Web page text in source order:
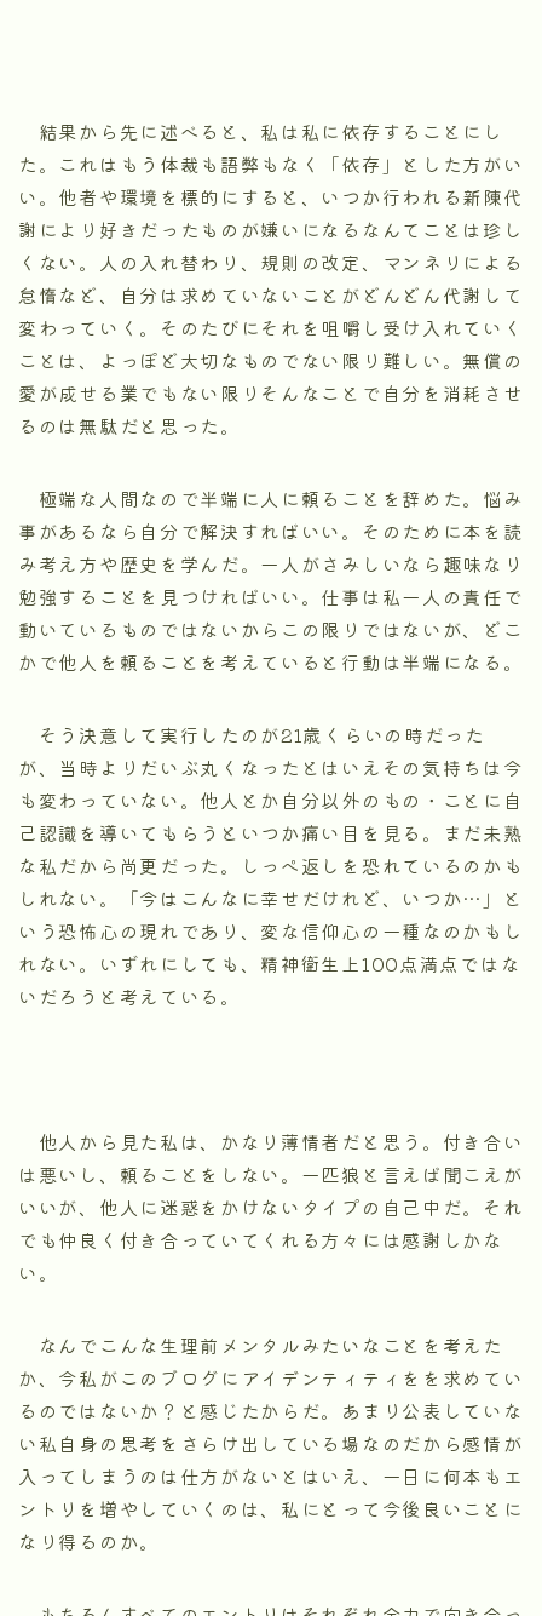
結果から先に述べると、私は私に依存することにし
た。これはもう体裁も語弊もなく「依存」とした方がい
い。他者や環境を標的にすると、いつか行われる新陳代
謝により好きだったものが嫌いになるなんてことは珍し
くない。人の入れ替わり、規則の改定、マンネリによる
怠惰など、自分は求めていないことがどんどん代謝して
変わっていく。そのたびにそれを咀嚼し受け入れていく
ことは、よっぽど大切なものでない限り難しい。無償の
愛が成せる業でもない限りそんなことで自分を消耗させ
るのは無駄だと思った。
極端な人間なので半端に人に頼ることを辞めた。悩み
事があるなら自分で解決すればいい。そのために本を読
み考え方や歴史を学んだ。一人がさみしいなら趣味なり
勉強することを見つければいい。仕事は私一人の責任で
動いているものではないからこの限りではないが、どこ
かで他人を頼ることを考えていると行動は半端になる。
そう決意して実行したのが21歳くらいの時だった
が、当時よりだいぶ丸くなったとはいえその気持ちは今
も変わっていない。他人とか自分以外のもの・ことに自
己認識を導いてもらうといつか痛い目を見る。まだ未熟
な私だから尚更だった。しっぺ返しを恐れているのかも
しれない。「今はこんなに幸せだけれど、いつか…」と
いう恐怖心の現れであり、変な信仰心の一種なのかもし
れない。いずれにしても、精神衛生上100点満点ではな
いだろうと考えている。
他人から見た私は、かなり薄情者だと思う。付き合い
は悪いし、頼ることをしない。一匹狼と言えば聞こえが
いいが、他人に迷惑をかけないタイプの自己中だ。それ
でも仲良く付き合っていてくれる方々には感謝しかな
い。
なんでこんな生理前メンタルみたいなことを考えた
か、今私がこのブログにアイデンティティをを求めてい
るのではないか？と感じたからだ。あまり公表していな
い私自身の思考をさらけ出している場なのだから感情が
入ってしまうのは仕方がないとはいえ、一日に何本もエ
ントリを増やしていくのは、私にとって今後良いことに
なり得るのか。